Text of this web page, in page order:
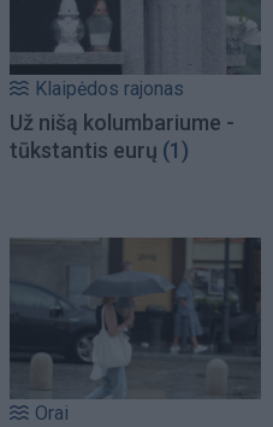
Klaipėdos rajonas
Už nišą kolumbariume -
tūkstantis eurų (1)
Orai